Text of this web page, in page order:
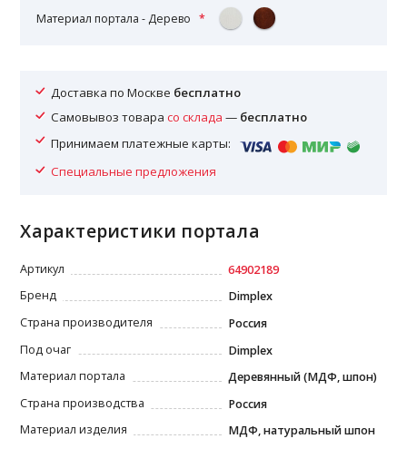
Материал портала - Дерево
Доставка по Москве бесплатно
Самовывоз товарасо склада — бесплатно
Принимаем платежные карты:
Специальные предложения
Характеристики портала
Артикул
64902189
Бренд
Dimplex
Страна производителя
Россия
Под очаг
Dimplex
Материал портала
Деревянный (МДФ, шпон)
Страна производства
Россия
Материал изделия
МДФ, натуральный шпон